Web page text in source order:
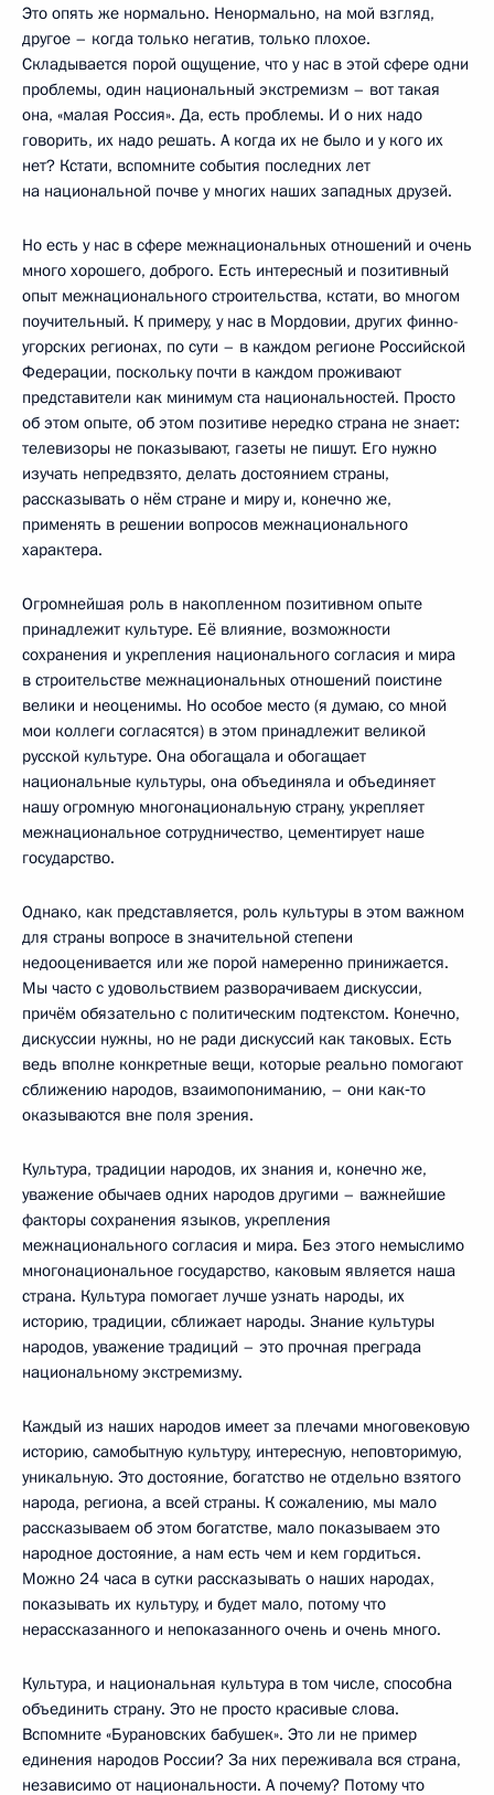
Это опять же нормально. Ненормально, на мой взгляд,
другое – когда только негатив, только плохое.
Складывается порой ощущение, что у нас в этой сфере одни
проблемы, один национальный экстремизм – вот такая
она, «малая Россия». Да, есть проблемы. И о них надо
говорить, их надо решать. А когда их не было и у кого их
нет? Кстати, вспомните события последних лет
на национальной почве у многих наших западных друзей.
Но есть у нас в сфере межнациональных отношений и очень
много хорошего, доброго. Есть интересный и позитивный
опыт межнационального строительства, кстати, во многом
поучительный. К примеру, у нас в Мордовии, других финно-
угорских регионах, по сути – в каждом регионе Российской
Федерации, поскольку почти в каждом проживают
представители как минимум ста национальностей. Просто
об этом опыте, об этом позитиве нередко страна не знает:
телевизоры не показывают, газеты не пишут. Его нужно
изучать непредвзято, делать достоянием страны,
рассказывать о нём стране и миру и, конечно же,
применять в решении вопросов межнационального
характера.
Огромнейшая роль в накопленном позитивном опыте
принадлежит культуре. Её влияние, возможности
сохранения и укрепления национального согласия и мира
в строительстве межнациональных отношений поистине
велики и неоценимы. Но особое место (я думаю, со мной
мои коллеги согласятся) в этом принадлежит великой
русской культуре. Она обогащала и обогащает
национальные культуры, она объединяла и объединяет
нашу огромную многонациональную страну, укрепляет
межнациональное сотрудничество, цементирует наше
государство.
Однако, как представляется, роль культуры в этом важном
для страны вопросе в значительной степени
недооценивается или же порой намеренно принижается.
Мы часто с удовольствием разворачиваем дискуссии,
причём обязательно с политическим подтекстом. Конечно,
дискуссии нужны, но не ради дискуссий как таковых. Есть
ведь вполне конкретные вещи, которые реально помогают
сближению народов, взаимопониманию, – они как‑то
оказываются вне поля зрения.
Культура, традиции народов, их знания и, конечно же,
уважение обычаев одних народов другими – важнейшие
факторы сохранения языков, укрепления
межнационального согласия и мира. Без этого немыслимо
многонациональное государство, каковым является наша
страна. Культура помогает лучше узнать народы, их
историю, традиции, сближает народы. Знание культуры
народов, уважение традиций – это прочная преграда
национальному экстремизму.
Каждый из наших народов имеет за плечами многовековую
историю, самобытную культуру, интересную, неповторимую,
уникальную. Это достояние, богатство не отдельно взятого
народа, региона, а всей страны. К сожалению, мы мало
рассказываем об этом богатстве, мало показываем это
народное достояние, а нам есть чем и кем гордиться.
Можно 24 часа в сутки рассказывать о наших народах,
показывать их культуру, и будет мало, потому что
нерассказанного и непоказанного очень и очень много.
Культура, и национальная культура в том числе, способна
объединить страну. Это не просто красивые слова.
Вспомните «Бурановских бабушек». Это ли не пример
единения народов России? За них переживала вся страна,
независимо от национальности. А почему? Потому что